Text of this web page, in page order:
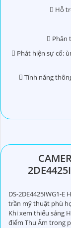
 Hỗ
 Phân
 Phát hiện sự cố:
 Tính năng
DS-2DE4425IWG1-
trần mỹ thuật phù
Khi xem thiếu sáng
điểm Thu Âm trong